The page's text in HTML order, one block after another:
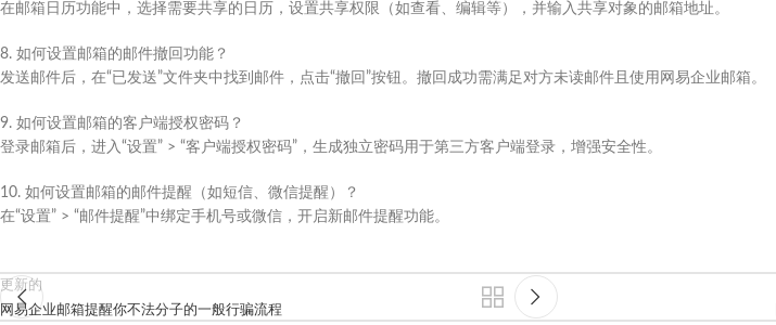
在邮箱日历功能中，选择需要共享的日历，设置共享权限（如查看、编辑等），并输入共享对象的邮箱地址。
8. 如何设置邮箱的邮件撤回功能？
发送邮件后，在“已发送”文件夹中找到邮件，点击“撤回”按钮。撤回成功需满足对方未读邮件且使用网易企业邮箱。
9. 如何设置邮箱的客户端授权密码？
登录邮箱后，进入“设置” > “客户端授权密码”，生成独立密码用于第三方客户端登录，增强安全性。
10. 如何设置邮箱的邮件提醒（如短信、微信提醒）？
在“设置” > “邮件提醒”中绑定手机号或微信，开启新邮件提醒功能。
更新的
网易企业邮箱提醒你不法分子的一般行骗流程